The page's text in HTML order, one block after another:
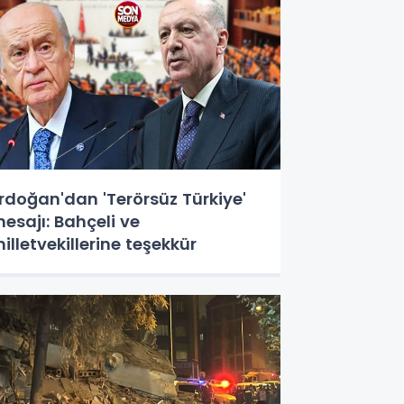
'Terörsüz Türkiye'
Bahçeli ve
teşekkür